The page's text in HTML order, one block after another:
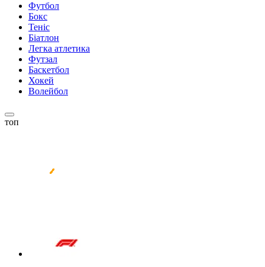
Футбол
Бокс
Теніс
Біатлон
Легка атлетика
Футзал
Баскетбол
Хокей
Волейбол
топ